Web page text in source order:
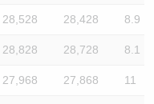
28,528 28,428 8.9
28,828 28,728 8.1
27,968 27,868 11